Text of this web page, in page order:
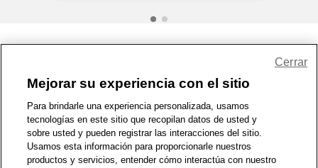
1-800-679-9691 | Contáctenos | Términos de Uso | Accesibilidad
Política de Privacidad | WA Privacy Policy | Mapa del sitio
Zona de Bienestar | © 1999 - 2026 CVS.com
Mejorar su experiencia con el sitio
Para brindarle una experiencia personalizada, usamos
tecnologías en este sitio que recopilan datos de usted y
sobre usted y pueden registrar las interacciones del sitio.
Usamos esta información para proporcionarle nuestros
productos y servicios, entender cómo interactúa con nuestro
Cerrar